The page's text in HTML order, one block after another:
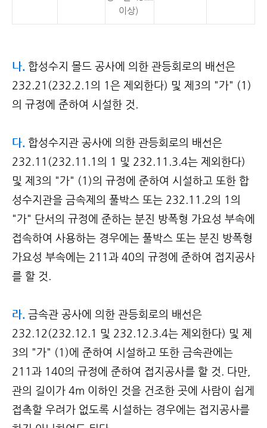
이상)
나. 합성수지 몰드 공사에 의한 관등회로의 배선은
232.21(232.2.1의 1은 제외한다) 및 제3의 "가" (1)
의 규정에 준하여 시설한 것.
다. 합성수지관 공사에 의한 관등회로의 배선은
232.11(232.11.1의 1 및 232.11.3.4는 제외한다)
및 제3의 "가" (1)의 규정에 준하여 시설하고 또한 합
성수지관을 금속제의 풀박스 또는 232.11.2의 1의
"가" 단서의 규정에 준하는 분진 방폭형 가요성 부속에
접속하여 사용하는 경우에는 풀박스 또는 분진 방폭형
가요성 부속에는 211과 40의 규정에 준하여 접지공사
를 할 것.
라. 금속관 공사에 의한 관등회로의 배선은
232.12(232.12.1 및 232.12.3.4는 제외한다) 및 제
3의 "가" (1)에 준하여 시설하고 또한 금속관에는
211과 140의 규정에 준하여 접지공사를 할 것. 다만,
관의 길이가 4m 이하인 것을 건조한 곳에 사람이 쉽게
접촉할 우려가 없도록 시설하는 경우에는 접지공사를